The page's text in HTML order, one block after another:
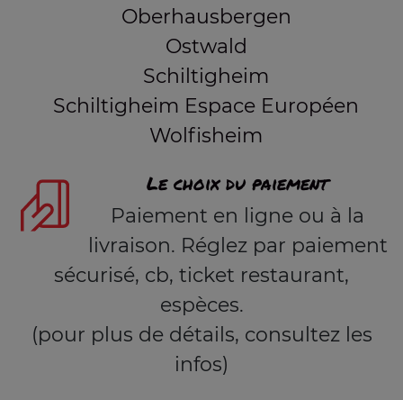
Oberhausbergen
Ostwald
Schiltigheim
Schiltigheim Espace Européen
Wolfisheim
Le choix du paiement
Paiement en ligne ou à la
livraison. Réglez par paiement
sécurisé, cb, ticket restaurant,
espèces.
(pour plus de détails, consultez les
infos)